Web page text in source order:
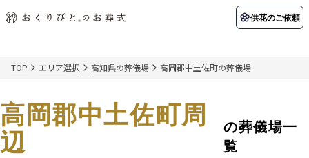
供花のご依頼
初めての方へ 納棺の儀とは？
葬儀の流れ
関東エリア
東京都
ご葬儀事例 お客様の声
よくある質問
葬儀の知識 供花のご依頼
TOP エリア選択 高知県の葬儀場 高岡郡中土佐町の葬儀場
高岡郡中土佐町周
辺
の葬儀場一
覧